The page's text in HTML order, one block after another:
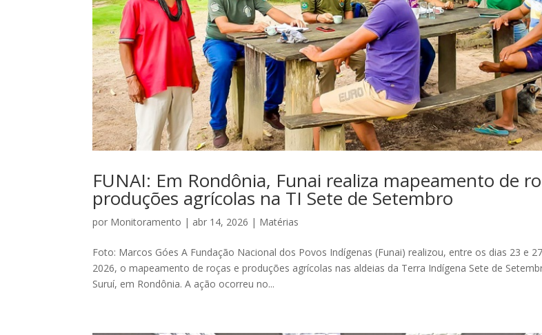
FUNAI: Em Rondônia, Funai realiza mapeamento de
produções agrícolas na TI Sete de Setembro
por Monitoramento | abr 14, 2026 | Matérias
Foto: Marcos Góes A Fundação Nacional dos Povos Indígenas (Funai) realizou, entre os dias 23 e
2026, o mapeamento de roças e produções agrícolas nas aldeias da Terra Indígena Sete de
Suruí, em Rondônia. A ação ocorreu no...